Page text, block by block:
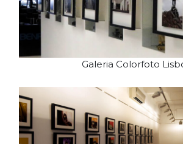
Galeria Colorfoto